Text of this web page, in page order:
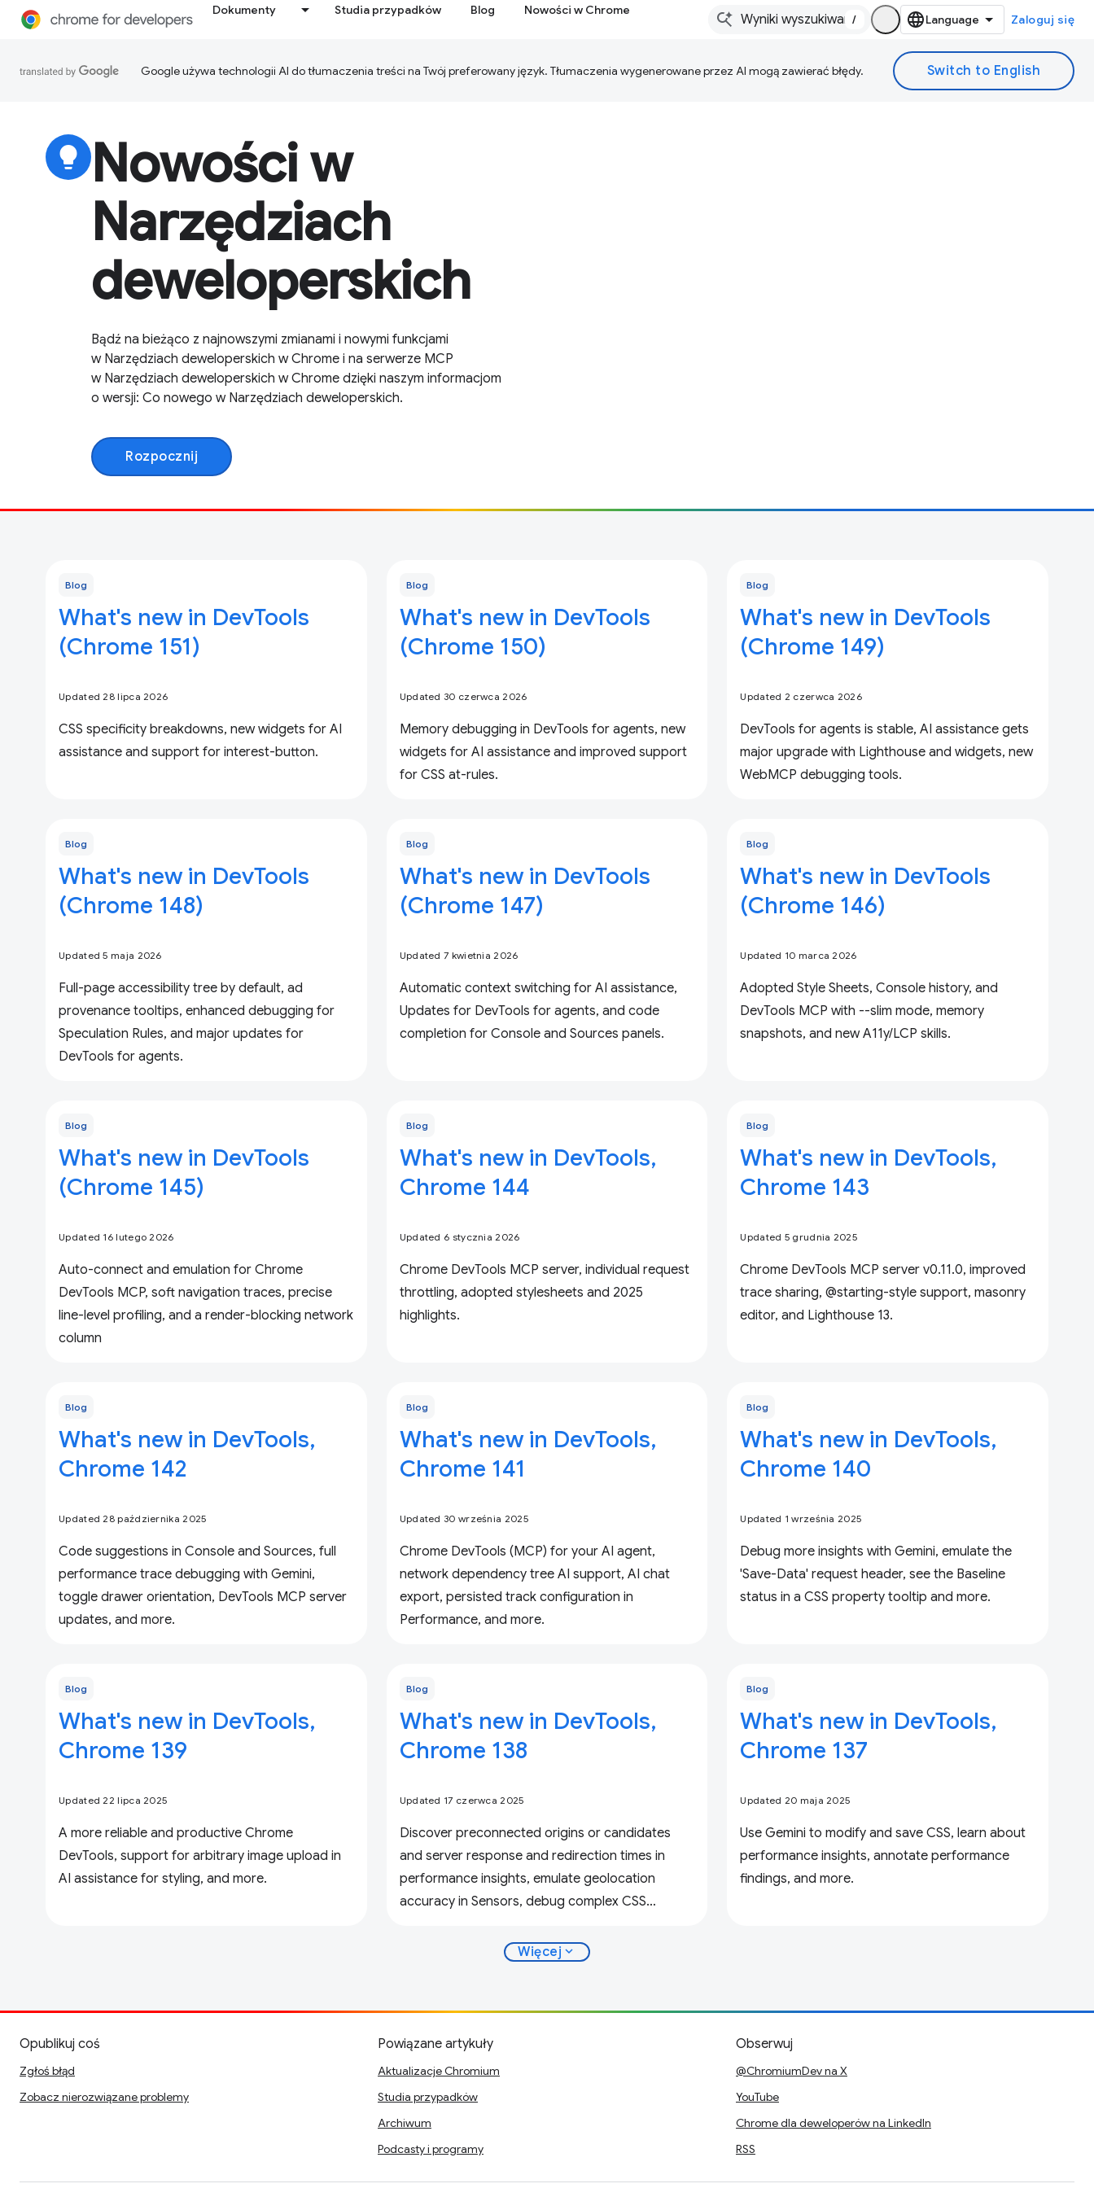
Dokumenty Studia przypadków Blog Nowości w Chrome
/ Zaloguj się
Google używa technologii AI do tłumaczenia treści na Twój preferowany język. Tłumaczenia wygenerowane przez AI mogą zawierać błędy.
lightbulb
Nowości w
Narzędziach
deweloperskich
Bądź na bieżąco z najnowszymi zmianami i nowymi funkcjami
w Narzędziach deweloperskich w Chrome i na serwerze MCP
w Narzędziach deweloperskich w Chrome dzięki naszym informacjom
o wersji: Co nowego w Narzędziach deweloperskich.
Rozpocznij
Blog
What's new in DevTools
(Chrome 151)
Updated 28 lipca 2026
CSS specificity breakdowns, new widgets for AI
assistance and support for interest-button.
Blog
What's new in DevTools
(Chrome 150)
Updated 30 czerwca 2026
Memory debugging in DevTools for agents, new
widgets for AI assistance and improved support
for CSS at-rules.
Blog
What's new in DevTools
(Chrome 149)
Updated 2 czerwca 2026
DevTools for agents is stable, AI assistance gets
major upgrade with Lighthouse and widgets, new
WebMCP debugging tools.
Blog
What's new in DevTools
(Chrome 148)
Updated 5 maja 2026
Full-page accessibility tree by default, ad
provenance tooltips, enhanced debugging for
Speculation Rules, and major updates for
DevTools for agents.
Blog
What's new in DevTools
(Chrome 147)
Updated 7 kwietnia 2026
Automatic context switching for AI assistance,
Updates for DevTools for agents, and code
completion for Console and Sources panels.
Blog
What's new in DevTools
(Chrome 146)
Updated 10 marca 2026
Adopted Style Sheets, Console history, and
DevTools MCP with --slim mode, memory
snapshots, and new A11y/LCP skills.
Blog
What's new in DevTools
(Chrome 145)
Updated 16 lutego 2026
Auto-connect and emulation for Chrome
DevTools MCP, soft navigation traces, precise
line-level profiling, and a render-blocking network
column
Blog
What's new in DevTools,
Chrome 144
Updated 6 stycznia 2026
Chrome DevTools MCP server, individual request
throttling, adopted stylesheets and 2025
highlights.
Blog
What's new in DevTools,
Chrome 143
Updated 5 grudnia 2025
Chrome DevTools MCP server v0.11.0, improved
trace sharing, @starting-style support, masonry
editor, and Lighthouse 13.
Blog
What's new in DevTools,
Chrome 142
Updated 28 października 2025
Code suggestions in Console and Sources, full
performance trace debugging with Gemini,
toggle drawer orientation, DevTools MCP server
updates, and more.
Blog
What's new in DevTools,
Chrome 141
Updated 30 września 2025
Chrome DevTools (MCP) for your AI agent,
network dependency tree AI support, AI chat
export, persisted track configuration in
Performance, and more.
Blog
What's new in DevTools,
Chrome 140
Updated 1 września 2025
Debug more insights with Gemini, emulate the
'Save-Data' request header, see the Baseline
status in a CSS property tooltip and more.
Blog
What's new in DevTools,
Chrome 139
Updated 22 lipca 2025
A more reliable and productive Chrome
DevTools, support for arbitrary image upload in
AI assistance for styling, and more.
Blog
What's new in DevTools,
Chrome 138
Updated 17 czerwca 2025
Discover preconnected origins or candidates
and server response and redirection times in
performance insights, emulate geolocation
accuracy in Sensors, debug complex CSS
Blog
What's new in DevTools,
Chrome 137
Updated 20 maja 2025
Use Gemini to modify and save CSS, learn about
performance insights, annotate performance
findings, and more.
Więcej expand_more
Opublikuj coś
Zgłoś błąd
Zobacz nierozwiązane problemy
Powiązane artykuły
Aktualizacje Chromium
Studia przypadków
Archiwum
Podcasty i programy
Obserwuj
@ChromiumDev na X
YouTube
Chrome dla deweloperów na LinkedIn
RSS